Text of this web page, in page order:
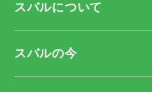
スバルについて
スバルの今